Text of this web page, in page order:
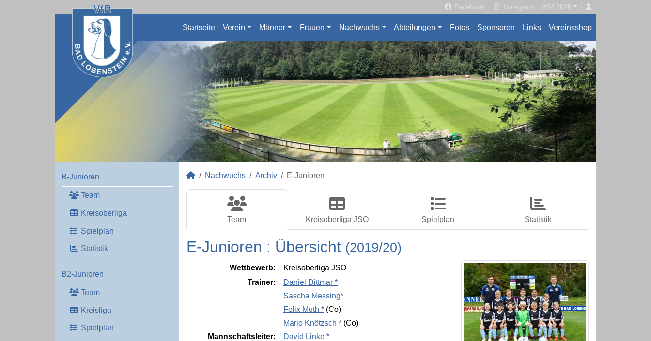
Facebook Instagram WM 2026
Startseite Verein Männer Frauen Nachwuchs Abteilungen Fotos Sponsoren Links Vereinsshop
B-Junioren
Team
Kreisoberliga
Spielplan
Statistik
B2-Junioren
Team
Kreisliga
Spielplan
Nachwuchs Archiv E-Junioren
Team Kreisoberliga JSO Spielplan Statistik
E-Junioren : Übersicht (2019/20)
Wettbewerb:
Kreisoberliga JSO
Trainer:
Daniel Dittmar *
Sascha Messing*
Felix Muth * (Co)
Mario Knötzsch * (Co)
Mannschaftsleiter:
David Linke *